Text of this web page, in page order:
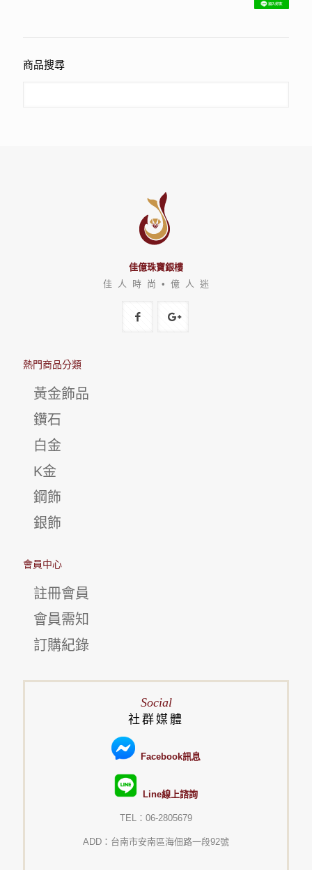
商品搜尋
佳億珠寶銀樓
佳 人 時 尚 • 億 人 迷
熱門商品分類
黃金飾品
鑽石
白金
K金
鋼飾
銀飾
會員中心
註冊會員
會員需知
訂購紀錄
Social
社群媒體
Facebook訊息
Line線上諮詢
TEL：06-2805679
ADD：台南市安南區海佃路一段92號